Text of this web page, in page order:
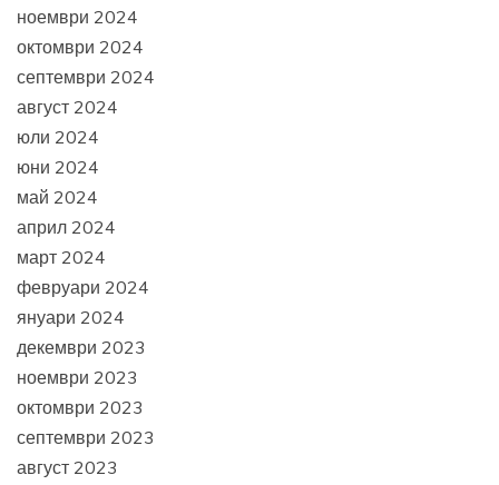
ноември 2024
октомври 2024
септември 2024
август 2024
юли 2024
юни 2024
май 2024
април 2024
март 2024
февруари 2024
януари 2024
декември 2023
ноември 2023
октомври 2023
септември 2023
август 2023